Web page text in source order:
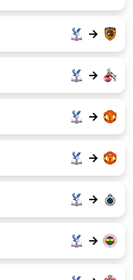
→
→
→
→
→
→